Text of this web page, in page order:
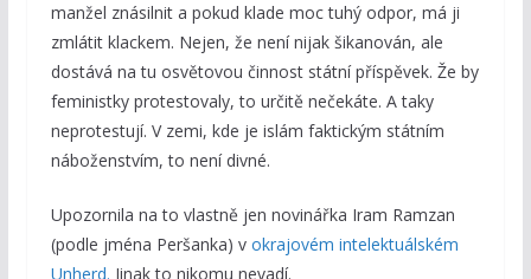
manžel znásilnit a pokud klade moc tuhý odpor, má ji
zmlátit klackem. Nejen, že není nijak šikanován, ale
dostává na tu osvětovou činnost státní příspěvek. Že by
feministky protestovaly, to určitě nečekáte. A taky
neprotestují. V zemi, kde je islám faktickým státním
náboženstvím, to není divné.
Upozornila na to vlastně jen novinářka Iram Ramzan
(podle jména Peršanka) v okrajovém intelektuálském
Unherd. Jinak to nikomu nevadí.